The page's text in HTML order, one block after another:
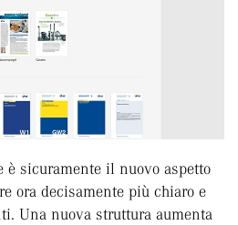
è sicuramente il nuovo aspetto
ora decisamente più chiaro e
Una nuova struttura aumenta